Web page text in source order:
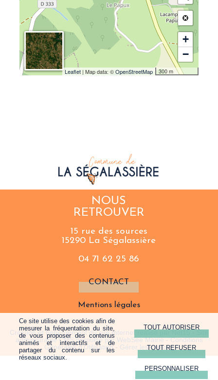
+
−
300 m
Leaflet| Map data: ©OpenStreetMap
NOUS
RETROUVER
15 rue des sources
15290 La Ségalassière
04 71 62 25 86
CONTACT
Mentions légales
Création et hébergement du site Internet réalisé par Net15
administrable CMS propulsé par WebSee Mairie-Conditions
Générales d'Utilisation- Gérer les cookies
Ce site utilise des cookies afin de
mesurer la fréquentation du site,
de vous proposer des contenus
animés et interactifs et de
partager du contenu sur les
réseaux sociaux.
PERSONNALISER